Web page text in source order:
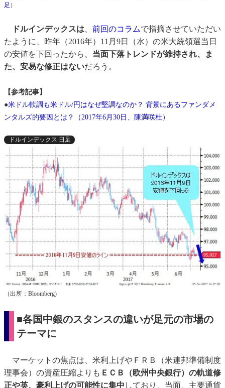
足 ）
ドルインデックスは、 前回のコラムで指摘させていただい
たように、昨年（2016年）11月9日（水）の米大統領選当日
の安値を下回ったから、 当面下落トレンドが維持され、ま
た、安易な修正はないだろう。
【参考記事】
●米ドル軟調も米ドル/円はなぜ堅調なのか？ 背景にあるファンダメ
ンタルズ的要因とは？（2017年6月30日、陳満咲杜）
ドルインデックス 日足
（出所：Bloomberg)
■各国中銀のスタンスの違いが足元の市場の
テーマに
マーケットの焦点は、米利上げやＦＲＢ（米連邦準備制度
理事会）の資産圧縮よりも ＥＣＢ（欧州中央銀行）の軌道修
正や英、豪利上げの可能性に集中 しており、当面、主要通貨